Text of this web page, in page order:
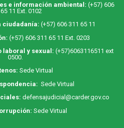
e información ambiental: (+57) 606
11 Ext. 0102
ciudadanía: (+57) 606 311 65 11
(+57) 606 311 65 11 Ext. 0203
laboral y sexual: (+57)6063116511 ext
0500.
Sede Virtual
Sede Virtual
defensajudicial@carder.gov.co
Sede Virtual